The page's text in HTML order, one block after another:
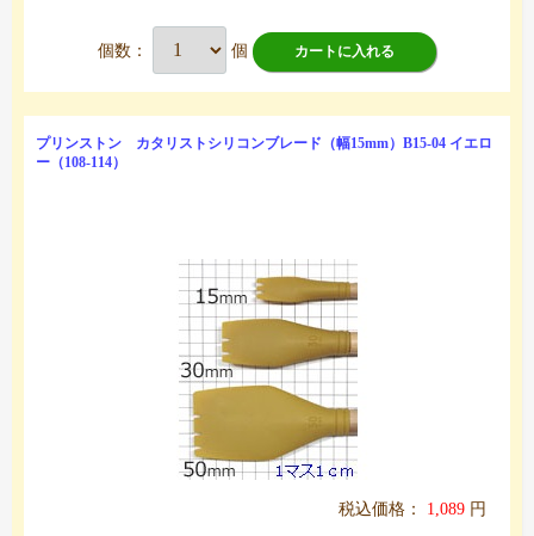
個数： 個 カートに入れる
プリンストン カタリストシリコンブレード（幅15mm）B15-04 イエロ
ー（108-114）
税込価格： 1,089 円